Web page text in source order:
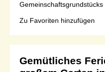
Gemeinschaftsgrundstücks
Zu Favoriten hinzufügen
Gemütliches